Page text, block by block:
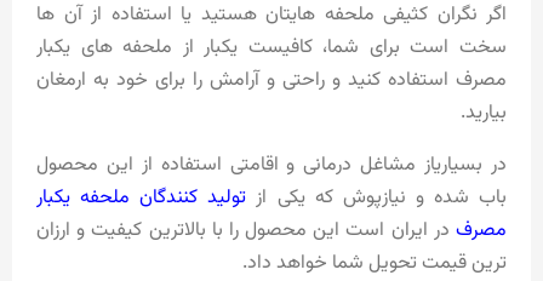
اگر نگران کثیفی ملحفه هایتان هستید یا استفاده از آن ها
سخت است برای شما، کافیست یکبار از ملحفه های یکبار
مصرف استفاده کنید و راحتی و آرامش را برای خود به ارمغان
بیارید.
در بسیاریاز مشاغل درمانی و اقامتی استفاده از این محصول
باب شده و نیازپوش که یکی از تولید کنندگان ملحفه یکبار
مصرف در ایران است این محصول را با بالاترین کیفیت و ارزان
ترین قیمت تحویل شما خواهد داد.